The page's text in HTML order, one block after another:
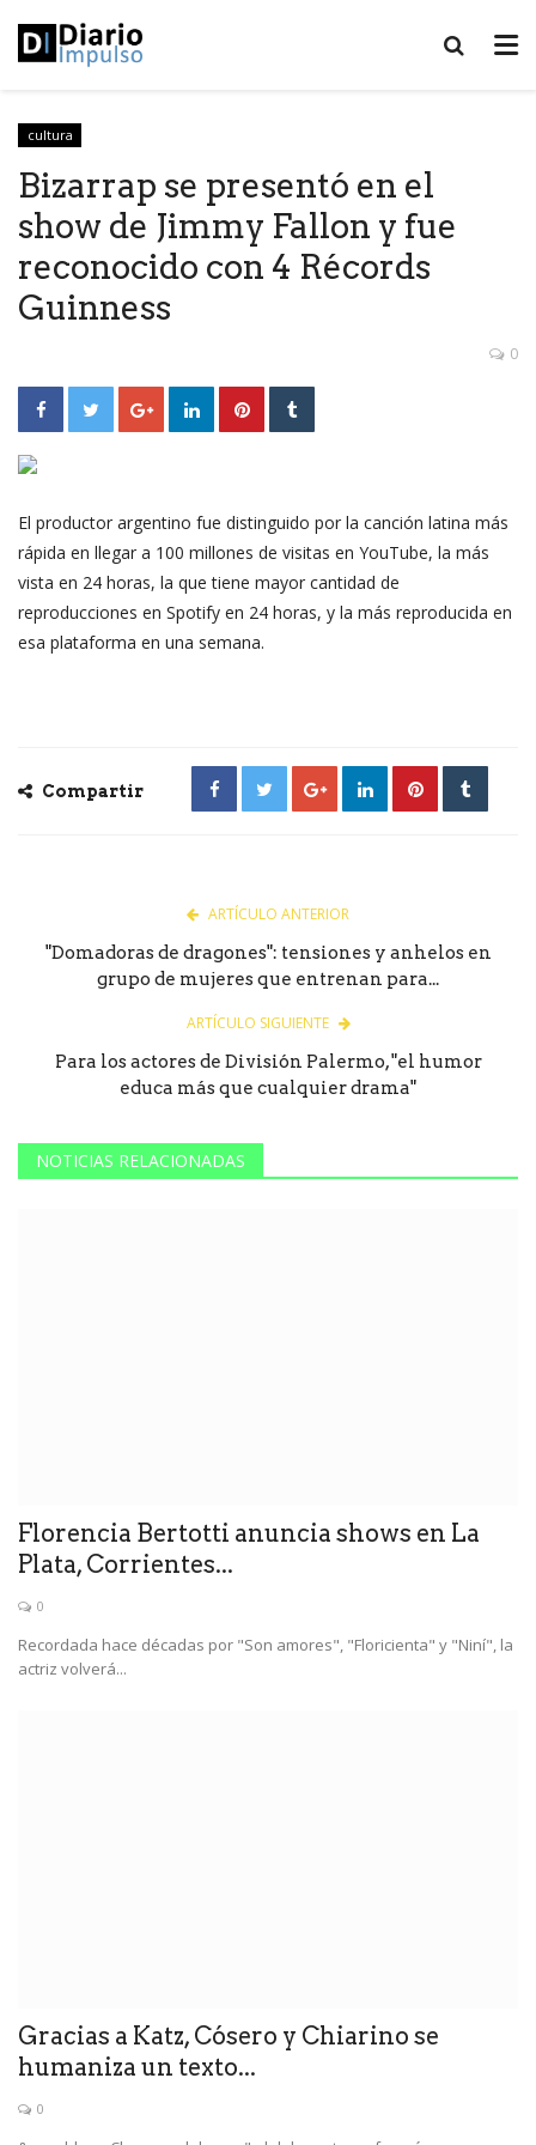
cultura
Bizarrap se presentó en el
show de Jimmy Fallon y fue
reconocido con 4 Récords
Guinness
0
El productor argentino fue distinguido por la canción latina más
rápida en llegar a 100 millones de visitas en YouTube, la más
vista en 24 horas, la que tiene mayor cantidad de
reproducciones en Spotify en 24 horas, y la más reproducida en
esa plataforma en una semana.
Compartir
ARTÍCULO ANTERIOR
"Domadoras de dragones": tensiones y anhelos en
grupo de mujeres que entrenan para...
ARTÍCULO SIGUIENTE
Para los actores de División Palermo, "el humor
educa más que cualquier drama"
NOTICIAS RELACIONADAS
Florencia Bertotti anuncia shows en La
Plata, Corrientes...
0
Recordada hace décadas por "Son amores", "Floricienta" y "Niní", la
actriz volverá...
Gracias a Katz, Cósero y Chiarino se
humaniza un texto...
0